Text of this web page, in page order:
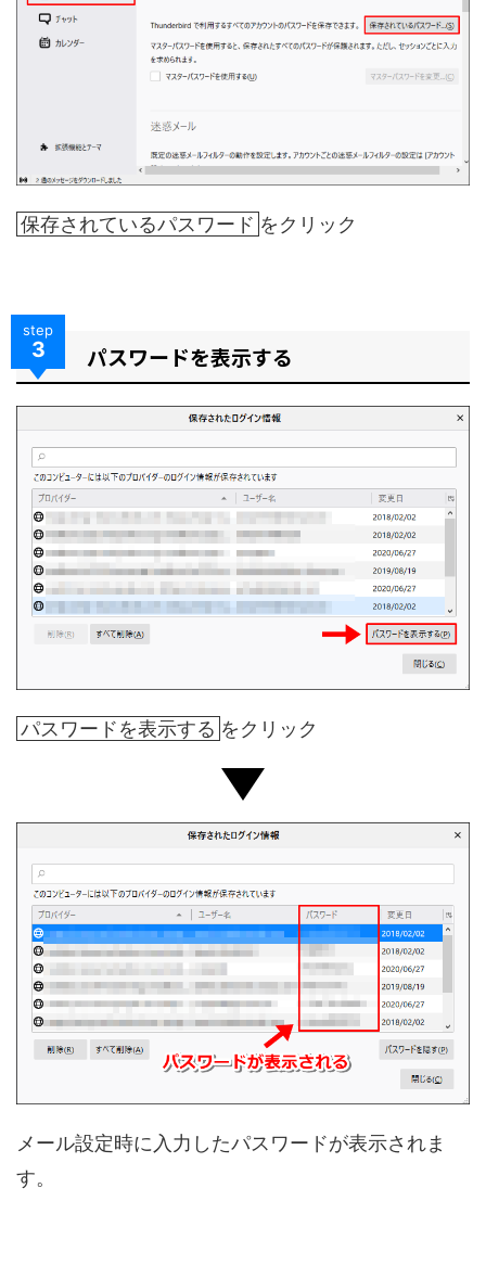
保存されているパスワード をクリック
step
3 パスワードを表示する
パスワードを表示する をクリック
メール設定時に入力したパスワードが表示されま
す。